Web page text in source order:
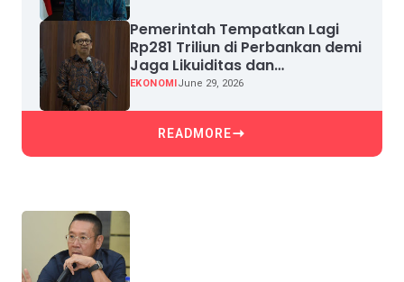
Pemerintah Tempatkan Lagi
Rp281 Triliun di Perbankan demi
Jaga Likuiditas dan
Pertumbuhan Kredit
EKONOMIJune 29, 2026
READMORE